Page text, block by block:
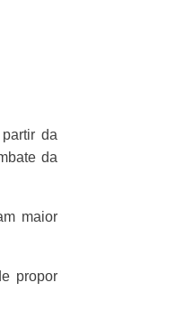
da
da
maior
propor